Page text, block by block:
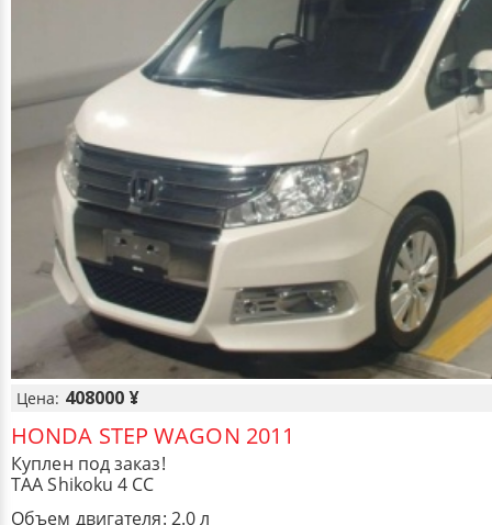
Цена: 408000 ¥
HONDA STEP WAGON 2011
Куплен под заказ!
TAA Shikoku 4 CC
Объем двигателя: 2.0 л